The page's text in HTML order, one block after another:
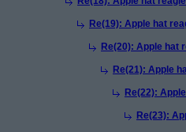
Re(19): Apple hat
Re(20): Apple hat
Re(21): Apple
Re(22):
Re(23):